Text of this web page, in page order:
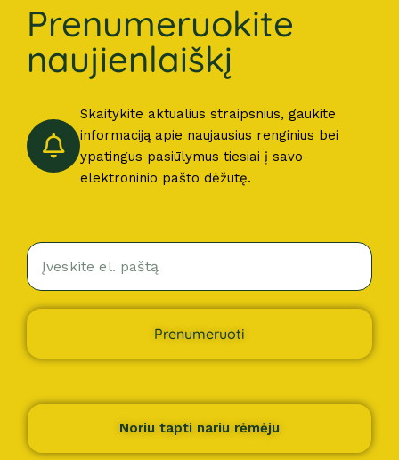
Prenumeruokite
naujienlaiškį
Skaitykite aktualius straipsnius, gaukite
informaciją apie naujausius renginius bei
ypatingus pasiūlymus tiesiai į savo
elektroninio pašto dėžutę.
Prenumeruoti
Noriu tapti nariu rėmėju